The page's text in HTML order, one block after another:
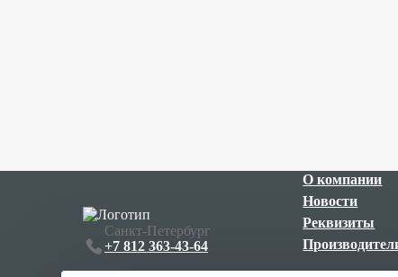
Санкт-Петербург
+7 812 363-43-64
О компании
Новости
Реквизиты